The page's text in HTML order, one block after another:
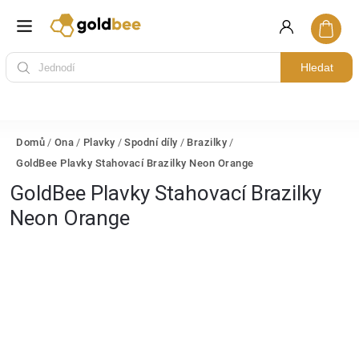
Hledat
Domů / Ona / Plavky / Spodní díly / Brazilky /
GoldBee Plavky Stahovací Brazilky Neon Orange
GoldBee Plavky Stahovací Brazilky
Neon Orange